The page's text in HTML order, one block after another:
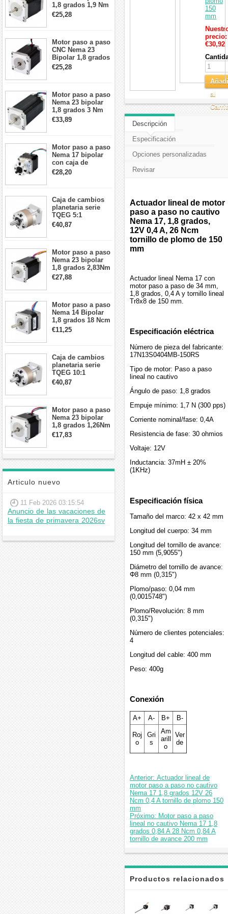
1,8 grados 1,9 Nm
2,8 A 3,2 V
57x57x76mm 4
€25,28
Motor paso a paso
CNC Nema 23
Bipolar 1,8 grados
1,9 Nm 3A 3,36 V
57x57x76mm 4
€25,28
Motor paso a paso
Nema 23 bipolar
1,8 grados 3 Nm
4,2A 57x57x114mm
motor paso a paso
€33,89
Motor paso a paso
Nema 17 bipolar
con caja de
cambios planetaria
5:1 longitud 33mm
Robot CNC DIY
€28,20
Caja de cambios
planetaria serie
TQEG 5:1
contragolpe 15
arcmin para motor
€40,87
Motor paso a paso
Nema 23 bipolar
1,8 grados 2,83Nm
4A 2,26 V
57x57x84mm 8
€27,88
Motor paso a paso
Nema 14 Bipolar
1,8 grados 18 Ncm
0,8 A 5,74 V 35 x
35 x 34 mm 4
€11,25
Caja de cambios
planetaria serie
TQEG 10:1
contragolpe 15
arcmin para motor
€40,87
Motor paso a paso
Nema 23 bipolar
1,8 grados 1,26Nm
2,8A 2,5V
57x57x56mm 4
€17,83
Articulo nuevo
11 Feb 2026 03:15:54
Anuncio de las vacaciones de
la fiesta de primavera 2026sv
150
mm
precio:
€30,92
al
Descripción
Especificación
Opciones personalizadas
Revisar
Actuador lineal de motor
paso a paso no cautivo
Nema 17, 1,8 grados,
12V 0,4 A, 26 Ncm
tornillo de plomo de 150
mm
Actuador lineal Nema 17 con
motor paso a paso de 34 mm,
1,8 grados, 0,4 A y tornillo lineal
Tr8x8 de 150 mm.
Especificación eléctrica
Número de pieza del fabricante:
17N13S0404MB-150RS
Tipo de motor: Paso a paso
lineal no cautivo
Ángulo de paso: 1,8 grados
Empuje mínimo: 1,7 N (300 pps)
Corriente nominal/fase: 0,4A
Resistencia de fase: 30 ohmios
Voltaje: 12V
Inductancia: 37mH ± 20%
(1KHz)
Especificación física
Tamaño del marco: 42 x 42 mm
Longitud del cuerpo: 34 mm
Longitud del tornillo de avance:
150 mm (5,9055")
Diámetro del tornillo de avance:
Φ8 mm (0,315")
Plomo/paso: 0,04 mm
(0,0015748")
Plomo/Revolución: 8 mm
(0,315")
Número de clientes potenciales:
4
Longitud del cable: 400 mm
Peso: 400g
Conexión
A+ A- B+ B-
Roj
o
Gri
s
Am
arill
o
Ver
de
Anterior: Actuador lineal de
motor paso a paso no cautivo
Nema 17 1,8 grados 12V 26
Ncm 0,4 A tornillo de plomo 150
mm
Próximo: Motor paso a paso
lineal no cautivo Nema 17 1,8
grados 0,84 A 28 Ncm 0,84 A
tornillo de avance 200 mm
Productos relacionados